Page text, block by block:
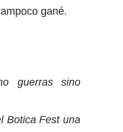
gané.
guerras sino
Botica Fest una